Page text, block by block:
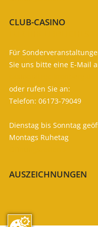
CLUB-CASINO
Für
Sie uns bitte eine E-Mail
oder rufen Sie an:
Telefon: 06173-79049
Dienstag bis Sonntag
Montags Ruhetag
AUSZEICHNUNGEN